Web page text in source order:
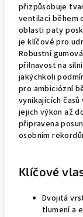
přizpůsobuje
ventilaci během
oblasti paty
je klíčové pro
Robustní
přilnavost na
jakýchkoli
pro ambiciózní
vynikajících
jejich výkon až
připravena
osobním
Klíčové
Dvojitá
tlumení a